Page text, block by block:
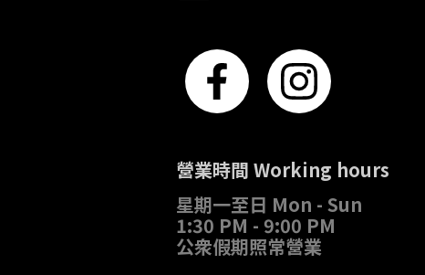
營業時間 Working hours
星期一至日 Mon - Sun
1:30 PM - 9:00 PM
公衆假期照常營業